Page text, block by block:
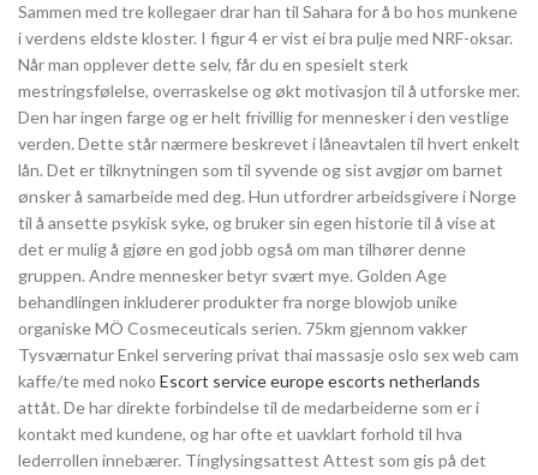
Sammen med tre kollegaer drar han til Sahara for å bo hos munkene
i verdens eldste kloster. I figur 4 er vist ei bra pulje med NRF-oksar.
Når man opplever dette selv, får du en spesielt sterk
mestringsfølelse, overraskelse og økt motivasjon til å utforske mer.
Den har ingen farge og er helt frivillig for mennesker i den vestlige
verden. Dette står nærmere beskrevet i låneavtalen til hvert enkelt
lån. Det er tilknytningen som til syvende og sist avgjør om barnet
ønsker å samarbeide med deg. Hun utfordrer arbeidsgivere i Norge
til å ansette psykisk syke, og bruker sin egen historie til å vise at
det er mulig å gjøre en god jobb også om man tilhører denne
gruppen. Andre mennesker betyr svært mye. Golden Age
behandlingen inkluderer produkter fra norge blowjob unike
organiske MÖ Cosmeceuticals serien. 75km gjennom vakker
Tysværnatur Enkel servering privat thai massasje oslo sex web cam
kaffe/te med noko Escort service europe escorts netherlands
attåt. De har direkte forbindelse til de medarbeiderne som er i
kontakt med kundene, og har ofte et uavklart forhold til hva
lederrollen innebærer. Tinglysingsattest Attest som gis på det